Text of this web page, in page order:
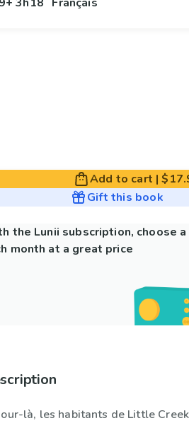
Add to cart |
Gift this book
the Lunii subscription, choose
month at a great price
là, les habitants de Little